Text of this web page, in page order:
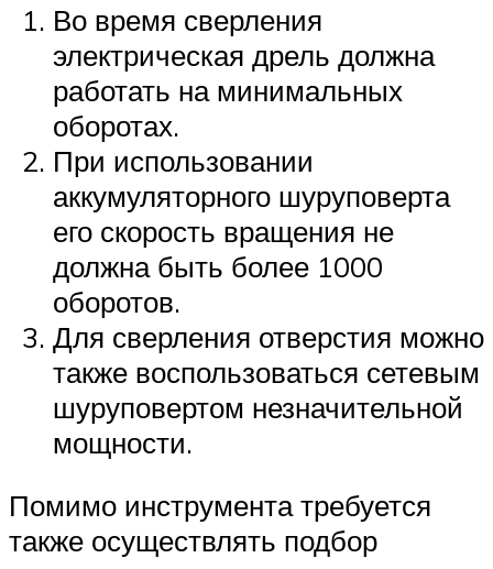
Во время сверления
электрическая дрель должна
работать на минимальных
оборотах.
При использовании
аккумуляторного шуруповерта
его скорость вращения не
должна быть более 1000
оборотов.
Для сверления отверстия можно
также воспользоваться сетевым
шуруповертом незначительной
мощности.
Помимо инструмента требуется
также осуществлять подбор